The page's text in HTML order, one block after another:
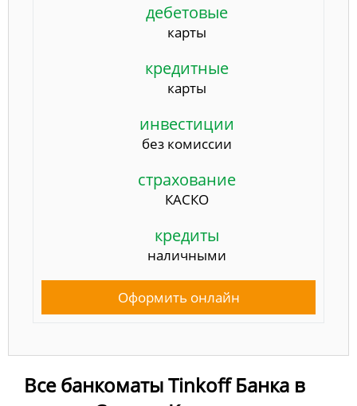
дебетовые
карты
кредитные
карты
инвестиции
без комиссии
страхование
КАСКО
кредиты
наличными
Оформить онлайн
Все банкоматы Tinkoff Банка в